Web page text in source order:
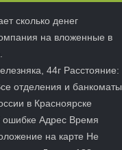
сколько денег
на вложенные в
44г Расстояние:
отделения и банкоматы
в Красноярске
Адрес Время
на карте Не